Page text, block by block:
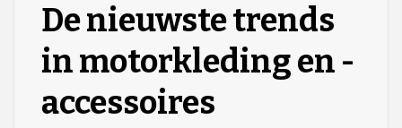
De nieuwste trends
in motorkleding en -
accessoires